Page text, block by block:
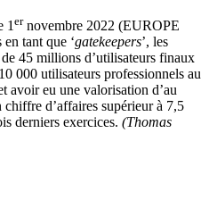
1 ernovembre 2022 (EUROPE
tant que ‘gatekeepers’, les
45 millions d’utilisateurs finaux
000 utilisateurs professionnels au
avoir eu une valorisation d’au
d’affaires supérieur à 7,5
derniers exercices. (Thomas